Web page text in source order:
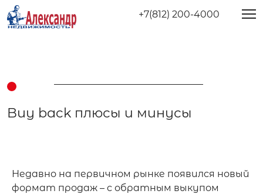
+7(812) 200-4000
Buy back плюсы и минусы
Недавно на первичном рынке появился новый
формат продаж – с обратным выкупом